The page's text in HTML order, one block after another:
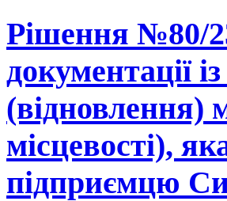
Рішення №80/
документації
(відновлення)
місцевості),
підприємцю